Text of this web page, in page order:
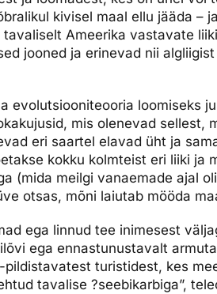
kivisel maal ellu jääda –
Ameerika vastavate
jooned ja erinevad nii
evolutsiooniteooria loomiseks
mis olenevad sellest,
eri saartel elavad üht ja
kokku kolmteist eri liiki ja
(mida meilgi vanaemade ajal
otsas, mõni laiutab mööda
ega linnud tee inimesest
ega ennastunustavalt
turistidest, kes
tavalise ?seebikarbiga”,